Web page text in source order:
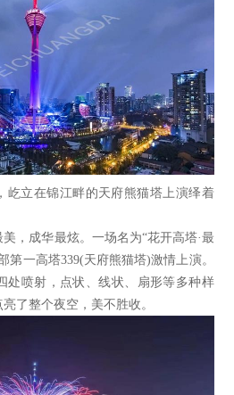
屹立在锦江畔的天府熊猫塔上演绎着
，成华最炫。一场名为“花开高塔·最
第一高塔339(天府熊猫塔)激情上演。
处喷射，点状、线状、扇形等多种样
了整个夜空，美不胜收。